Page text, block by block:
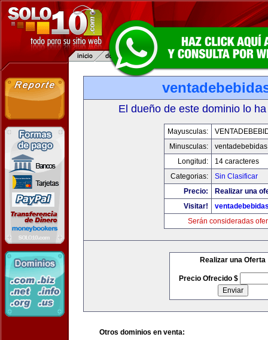
El dueño de este dominio lo
Mayusculas:
Minusculas:
Longitud:
14 caracteres
Categorias:
Sin Clasificar
Precio:
Realizar una
Visitar!
Serán consideradas
Realizar una Oferta
Precio Ofrecido $
Otros dominios en venta: